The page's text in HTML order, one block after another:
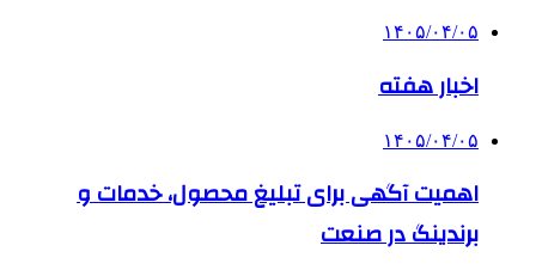
۱۴۰۵/۰۴/۰۵
اخبار هفته
۱۴۰۵/۰۴/۰۵
اهمیت آگهی برای تبلیغ محصول، خدمات و
برندینگ در صنعت